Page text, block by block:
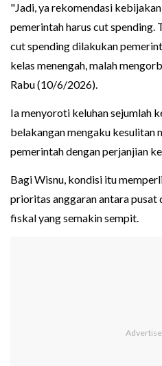
"Jadi, ya rekomendasi
pemerintah harus cut spending.
cut spending dilakukan
kelas menengah, malah
Rabu (10/6/2026).
Ia menyoroti keluhan sejumlah
belakangan mengaku kesulitan
pemerintah dengan perjanjian
Bagi Wisnu, kondisi itu
prioritas anggaran antara pusat
fiskal yang semakin sempit.